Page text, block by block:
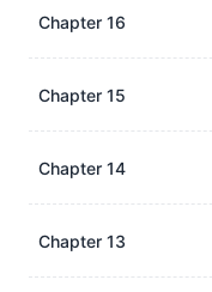
Chapter 16
Chapter 15
Chapter 14
Chapter 13